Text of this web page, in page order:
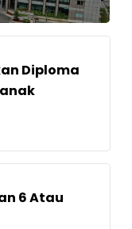
Diploma
6 Atau